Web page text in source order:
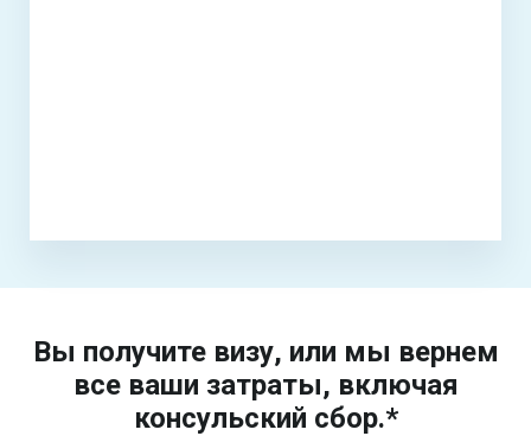
Вы получите визу, или мы вернем
все ваши затраты, включая
консульский сбор.*